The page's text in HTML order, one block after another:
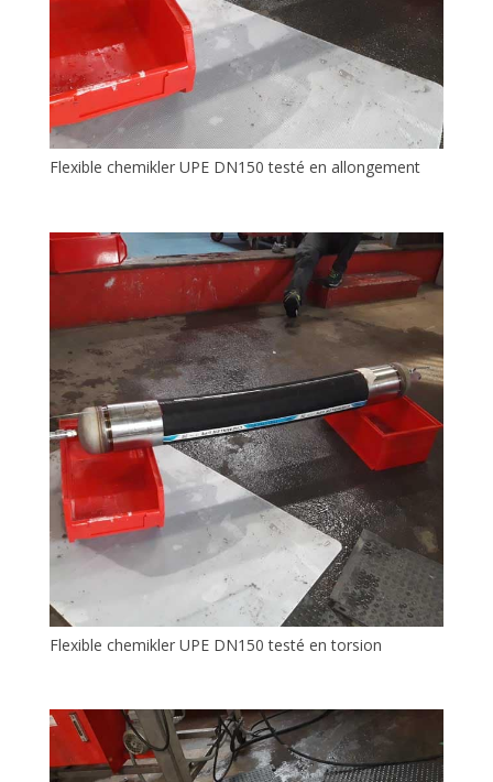
Flexible chemikler UPE DN150 testé en allongement
Flexible chemikler UPE DN150 testé en torsion